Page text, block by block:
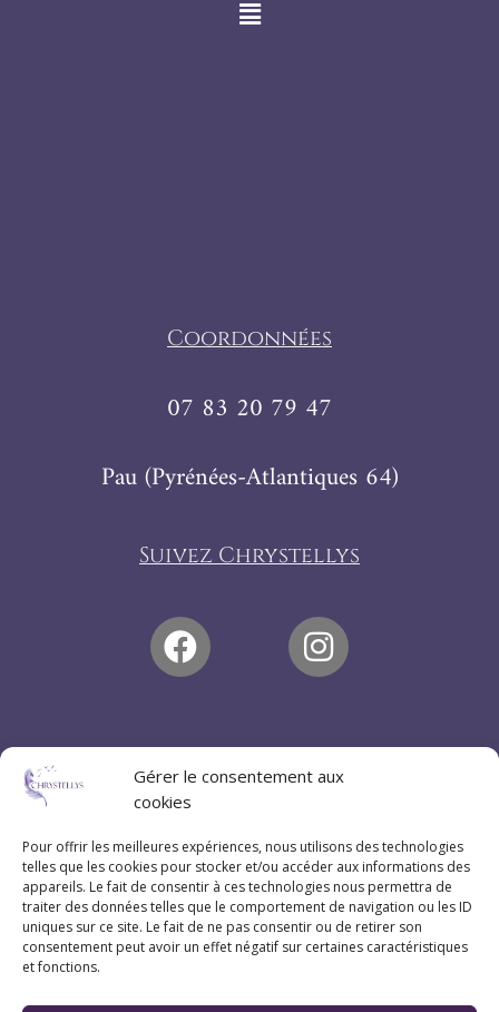
Gérer le consentement aux
cookies
Pour offrir les meilleures expériences, nous utilisons des technologies
telles que les cookies pour stocker et/ou accéder aux informations des
appareils. Le fait de consentir à ces technologies nous permettra de
traiter des données telles que le comportement de navigation ou les ID
uniques sur ce site. Le fait de ne pas consentir ou de retirer son
consentement peut avoir un effet négatif sur certaines caractéristiques
et fonctions.
Coordonnées
07 83 20 79 47
Pau (Pyrénées-Atlantiques 64)
Suivez Chrystellys